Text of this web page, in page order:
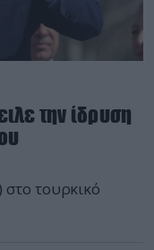
την ίδρυση
τουρκικό